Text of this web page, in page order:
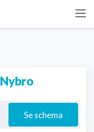
Nybro
Se schema